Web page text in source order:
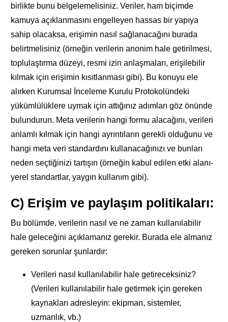
birlikte bunu belgelemelisiniz. Veriler, ham biçimde
kamuya açıklanmasını engelleyen hassas bir yapıya
sahip olacaksa, erişimin nasıl sağlanacağını burada
belirtmelisiniz (örneğin verilerin anonim hale getirilmesi,
toplulaştırma düzeyi, resmi izin anlaşmaları, erişilebilir
kılmak için erişimin kısıtlanması gibi). Bu konuyu ele
alırken Kurumsal İnceleme Kurulu Protokolündeki
yükümlülüklere uymak için attığınız adımları göz önünde
bulundurun. Meta verilerin hangi formu alacağını, verileri
anlamlı kılmak için hangi ayrıntıların gerekli olduğunu ve
hangi meta veri standardını kullanacağınızı ve bunları
neden seçtiğinizi tartışın (örneğin kabul edilen etki alanı-
yerel standartlar, yaygın kullanım gibi).
C) Erişim ve paylaşım politikaları:
Bu bölümde, verilerin nasıl ve ne zaman kullanılabilir
hale geleceğini açıklamanız gerekir. Burada ele almanız
gereken sorunlar şunlardır:
Verileri nasıl kullanılabilir hale getireceksiniz?
(Verileri kullanılabilir hale getirmek için gereken
kaynakları adresleyin: ekipman, sistemler,
uzmanlık, vb.)